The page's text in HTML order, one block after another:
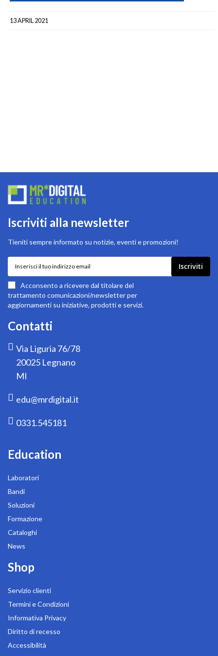
13 APRIL 2021
Contatti
Via Liguria 76/78
20025 Legnano
MI
edu@mrdigital.it
0331.545181
Education
Laboratori
Bandi
Soluzioni
Formazione
Cataloghi
News
Shop
Servizio clienti
Termini e Condizioni
Informativa Privacy
Diritto di recesso
Accessibilità
Iscriviti alla newsletter
Tieniti sempre informato su notizie, eventi e promozioni!
Iscriviti
alla
nostra
newsletter:
Iscriviti
Acconsento a ricevere dal titolare del
trattamento comunicazioni/newsletter per
aggiornamenti su iniziative, prodotti e servizi.